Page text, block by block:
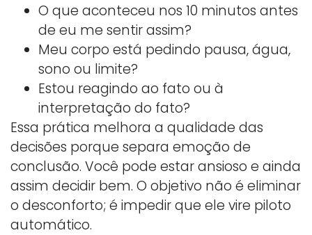
O que aconteceu nos 10 minutos antes
de eu me sentir assim?
Meu corpo está pedindo pausa, água,
sono ou limite?
Estou reagindo ao fato ou à
interpretação do fato?
Essa prática melhora a qualidade das
decisões porque separa emoção de
conclusão. Você pode estar ansioso e ainda
assim decidir bem. O objetivo não é eliminar
o desconforto; é impedir que ele vire piloto
automático.